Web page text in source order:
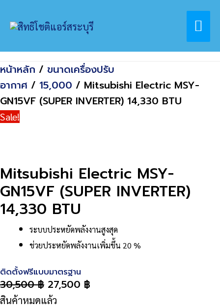
Home
สินค้า
Mitsubishi Electric MSY-GN15VF (SUPER
หน้าหลัก / ขนาดเครื่องปรับ
อากาศ / 15,000 / Mitsubishi Electric MSY-
GN15VF (SUPER INVERTER) 14,330 BTU
Sale!
Mitsubishi Electric MSY-
GN15VF (SUPER INVERTER)
14,330 BTU
ระบบประหยัดพลังงานสูงสุด
ช่วยประหยัดพลังงานเพิ่มขึ้น 20 %
ติดตั้งฟรีแบบมาตรฐาน
30,500฿ 27,500 ฿
สินค้าหมดแล้ว